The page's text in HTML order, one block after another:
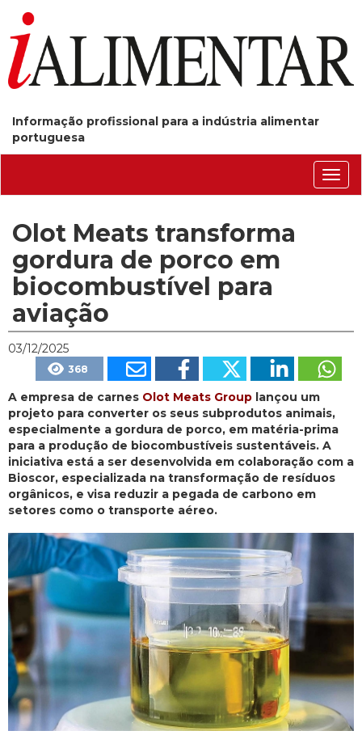
Informação profissional para a indústria alimentar
portuguesa
Olot Meats transforma
gordura de porco em
biocombustível para
aviação
03/12/2025
368
A empresa de carnes Olot Meats Group lançou um
projeto para converter os seus subprodutos animais,
especialmente a gordura de porco, em matéria-prima
para a produção de biocombustíveis sustentáveis. A
iniciativa está a ser desenvolvida em colaboração com a
Bioscor, especializada na transformação de resíduos
orgânicos, e visa reduzir a pegada de carbono em
setores como o transporte aéreo.